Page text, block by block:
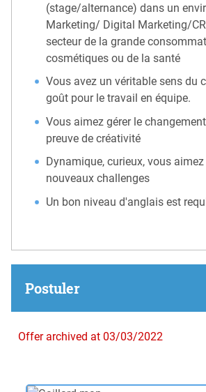
(stage/alternance) dans un
Marketing/ Digital Marketing/
secteur de la grande
cosmétiques ou de la santé
Vous avez un véritable sens du
goût pour le travail en équipe.
Vous aimez gérer le
preuve de créativité
Dynamique, curieux, vous aimez
nouveaux challenges
Un bon niveau d'anglais est
Postuler
Offer archived at 03/03/2022